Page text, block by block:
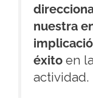
nuestra
éxito en
actividad.